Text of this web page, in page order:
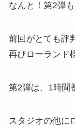
なんと！第2弾
前回がとても評
再びローランド
第2弾は、1時間
スタジオの他に